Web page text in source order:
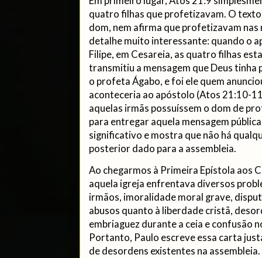
quatro filhas que profetizavam. O texto
dom, nem afirma que profetizavam nas
detalhe muito interessante: quando o
Filipe, em Cesareia, as quatro filhas
transmitiu a mensagem que Deus tinha
o profeta Ágabo, e foi ele quem
aconteceria ao apóstolo (Atos 21:10-
aquelas irmãs possuíssem o dom de
para entregar aquela mensagem
significativo e mostra que não há
posterior dado para a assembleia.
Ao chegarmos à Primeira Epístola aos
aquela igreja enfrentava diversos
irmãos, imoralidade moral grave,
abusos quanto à liberdade cristã,
embriaguez durante a ceia e confusão
Portanto, Paulo escreve essa carta
de desordens existentes na assembleia.